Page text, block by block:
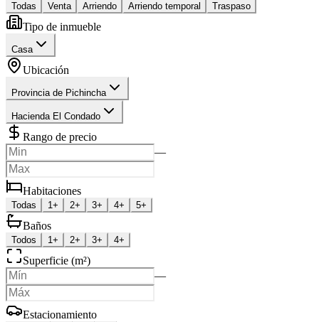
Todas Venta Arriendo Arriendo temporal Traspaso
Tipo de inmueble
Casa
Ubicación
Provincia de Pichincha
Hacienda El Condado
Rango de precio
—
Habitaciones
Todas 1+ 2+ 3+ 4+ 5+
Baños
Todos 1+ 2+ 3+ 4+
Superficie (m²)
—
Estacionamiento